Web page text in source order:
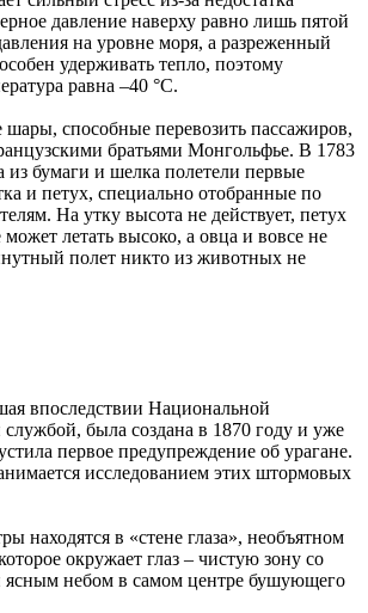
давление наверху равно лишь пятой
на уровне моря, а разреженный
удерживать тепло, поэтому
равна –40 °C.
способные перевозить пассажиров,
братьями Монгольфье. В 1783
из бумаги и шелка полетели первые
и петух, специально отобранные по
На утку высота не действует, петух
может летать высоко, а овца и вовсе не
полет никто из животных не
впоследствии Национальной
службой, была создана в 1870 году и уже
первое предупреждение об урагане.
исследованием этих штормовых
находятся в «стене глаза», необъятном
окружает глаз – чистую зону со
ясным небом в самом центре бушующего